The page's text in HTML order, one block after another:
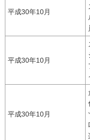
平成30年10月
平成30年10月
平成30年10月